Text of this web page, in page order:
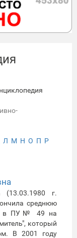
Л М Н О П Р
(13.03.1980 г.
среднюю
в ПУ№ 49 на
который
В 2001 году